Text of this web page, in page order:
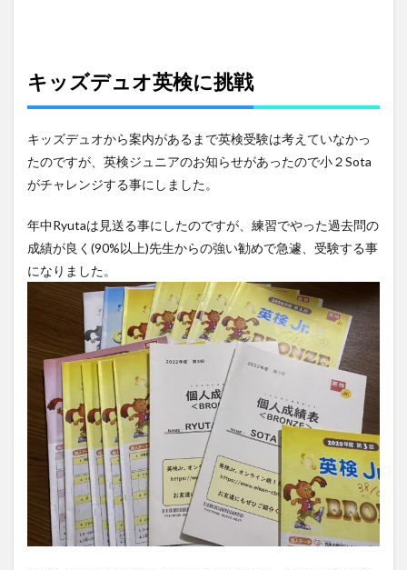
キッズデュオ英検に挑戦
キッズデュオから案内があるまで英検受験は考えていなかっ
たのですが、英検ジュニアのお知らせがあったので小２Sota
がチャレンジする事にしました。
年中Ryutaは見送る事にしたのですが、練習でやった過去問の
成績が良く(90%以上)先生からの強い勧めで急遽、受験する事
になりました。